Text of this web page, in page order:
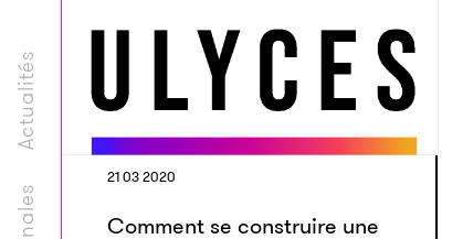
Actualités
21 03 2020
Comment se construire une